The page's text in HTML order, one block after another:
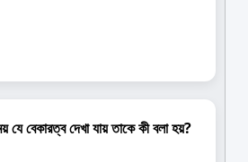
যে বেকারত্ব দেখা যায় তাকে কী বলা হয়?